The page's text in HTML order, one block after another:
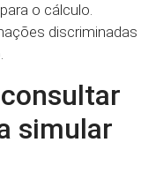
o cálculo.
discriminadas
simular